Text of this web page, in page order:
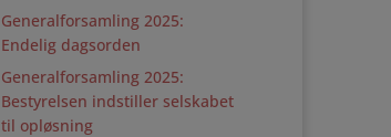
Generalforsamling 2025:
Endelig dagsorden
Generalforsamling 2025:
Bestyrelsen indstiller selskabet
til opløsning